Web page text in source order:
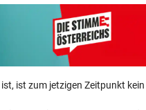
ist zum jetzigen Zeitpunkt